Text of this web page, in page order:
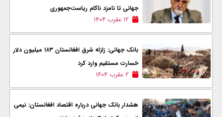
جهانی تا نامزد ناکام ریاست‌جمهوری
۱۲ عقرب ۱۴۰۴
بانک جهانی: زلزله شرق افغانستان ۱۸۳ میلیون دلار
خسارت مستقیم وارد کرد
۲ عقرب ۱۴۰۴
هشدار بانک جهانی درباره اقتصاد افغانستان: نیمی